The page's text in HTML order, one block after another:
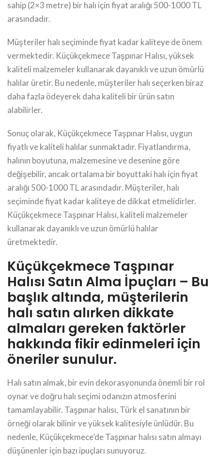
sahip (2×3 metre) bir halı için fiyat aralığı 500-1000 TL
arasındadır.
Müşteriler halı seçiminde fiyat kadar kaliteye de önem
vermektedir. Küçükçekmece Taşpınar Halısı, yüksek
kaliteli malzemeler kullanarak dayanıklı ve uzun ömürlü
halılar üretir. Bu nedenle, müşteriler halı seçerken biraz
daha fazla ödeyerek daha kaliteli bir ürün satın
alabilirler.
Sonuç olarak, Küçükçekmece Taşpınar Halısı, uygun
fiyatlı ve kaliteli halılar sunmaktadır. Fiyatlandırma,
halının boyutuna, malzemesine ve desenine göre
değişebilir, ancak ortalama bir boyuttaki halı için fiyat
aralığı 500-1000 TL arasındadır. Müşteriler, halı
seçiminde fiyat kadar kaliteye de dikkat etmelidirler.
Küçükçekmece Taşpınar Halısı, kaliteli malzemeler
kullanarak dayanıklı ve uzun ömürlü halılar
üretmektedir.
Küçükçekmece Taşpınar
Halısı Satın Alma İpuçları – Bu
başlık altında, müşterilerin
halı satın alırken dikkate
almaları gereken faktörler
hakkında fikir edinmeleri için
öneriler sunulur.
Halı satın almak, bir evin dekorasyonunda önemli bir rol
oynar ve doğru halı seçimi odanızın atmosferini
tamamlayabilir. Taşpınar halısı, Türk el sanatının bir
örneği olarak bilinir ve yüksek kalitesiyle ünlüdür. Bu
nedenle, Küçükçekmece’de Taşpınar halısı satın almayı
düşünenler için bazı ipuçları sunuyoruz.